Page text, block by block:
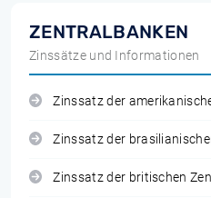
ZENTRALBANKEN
Zinssätze und Informationen
Zinssatz der
Zinssatz der
Zinssatz der britischen